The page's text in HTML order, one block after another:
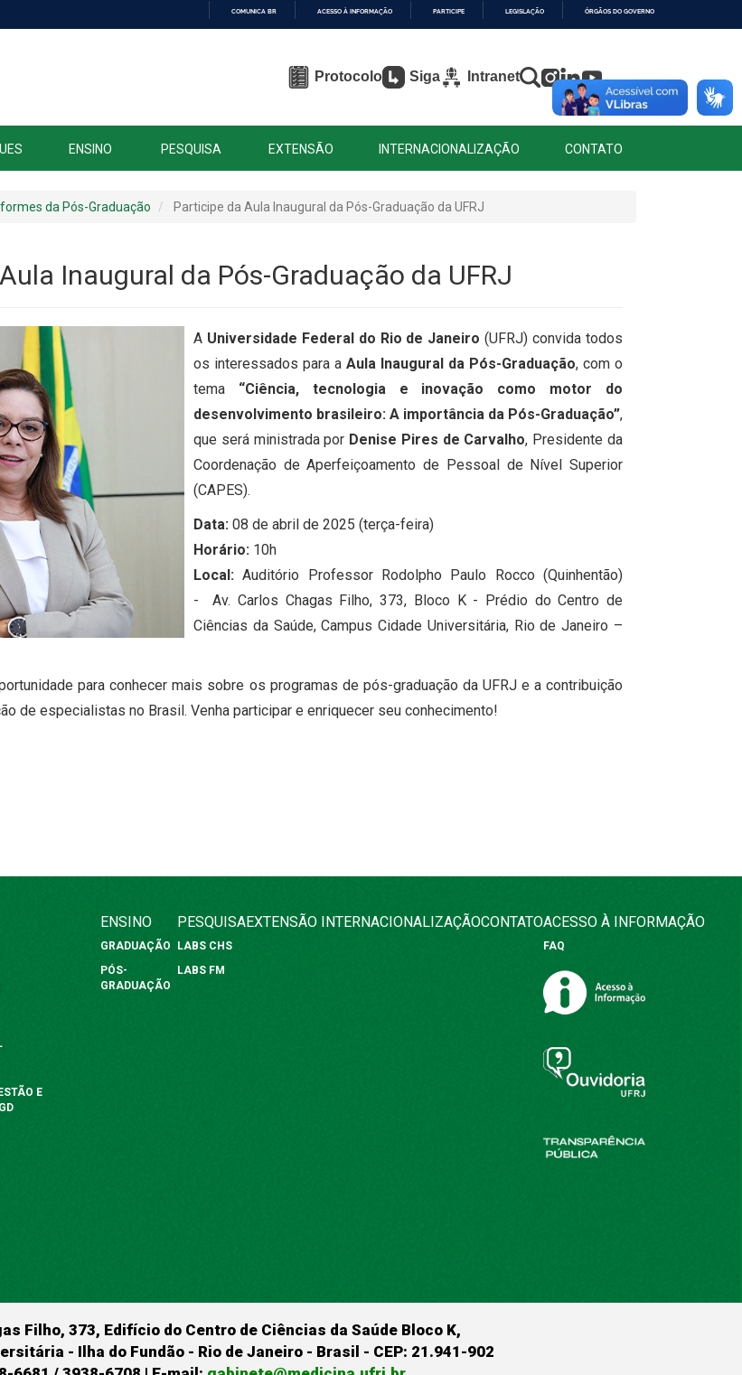
COMUNICA BR ACESSO À INFORMAÇÃO PARTICIPE LEGISLAÇÃO ÓRGÃOS DO GOVERNO
Protocolo Siga Intranet
ENSINO PESQUISA EXTENSÃO INTERNACIONALIZAÇÃO CONTATO
da Pós-Graduação Participe da Aula Inaugural da Pós-Graduação da UFRJ
Inaugural da Pós-Graduação da UFRJ
A Universidade Federal do Rio de Janeiro (UFRJ) convida todos
os interessados para a Aula Inaugural da Pós-Graduação, com o
tema “Ciência, tecnologia e inovação como motor do
desenvolvimento brasileiro: A importância da Pós-Graduação”,
que será ministrada por Denise Pires de Carvalho, Presidente da
Coordenação de Aperfeiçoamento de Pessoal de Nível Superior
(CAPES).
Data: 08 de abril de 2025 (terça-feira)
Horário: 10h
Local: Auditório Professor Rodolpho Paulo Rocco (Quinhentão)
- Av. Carlos Chagas Filho, 373, Bloco K - Prédio do Centro de
Ciências da Saúde, Campus Cidade Universitária, Rio de Janeiro –
para conhecer mais sobre os programas de pós-graduação da UFRJ e a contribuição
de especialistas no Brasil. Venha participar e enriquecer seu conhecimento!
E
ENSINO
GRADUAÇÃO
PÓS-
GRADUAÇÃO
PESQUISA
LABS CHS
LABS FM
EXTENSÃO INTERNACIONALIZAÇÃOCONTATOACESSO À INFORMAÇÃO
FAQ
Filho, 373, Edifício do Centro de Ciências da Saúde Bloco K,
- Ilha do Fundão - Rio de Janeiro - Brasil - CEP: 21.941-902